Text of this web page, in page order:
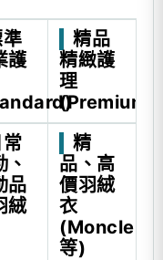
護
精品
精緻護
理
(Premium)
常
、
品
絨
精
品、高
價羽絨
衣
(Moncler
等)